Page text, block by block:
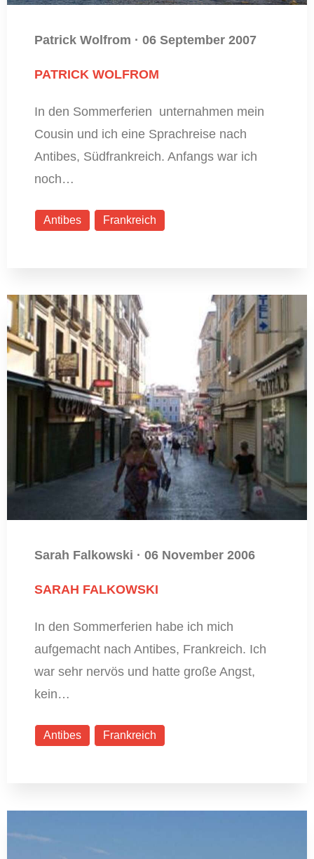
Patrick Wolfrom · 06 September 2007
PATRICK WOLFROM
In den Sommerferien unternahmen mein
Cousin und ich eine Sprachreise nach
Antibes, Südfrankreich. Anfangs war ich
noch…
Antibes Frankreich
Sarah Falkowski · 06 November 2006
SARAH FALKOWSKI
In den Sommerferien habe ich mich
aufgemacht nach Antibes, Frankreich. Ich
war sehr nervös und hatte große Angst,
kein…
Antibes Frankreich